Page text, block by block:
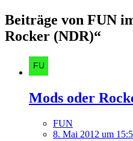
Beiträge von FUN
Rocker (NDR)“
Mods oder
FUN
8. Mai 2012 um